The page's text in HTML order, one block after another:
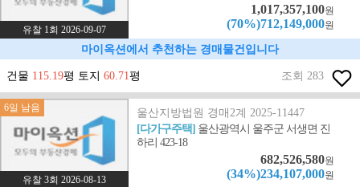
유찰 1회 2026-09-07
1,017,357,100원
(70%)712,149,000원
마이옥션에서 추천하는 경매물건입니다
건물 115.19평 토지 60.71평 조회 283
6일 남음
유찰 3회 2026-08-13
울산지방법원 경매2계 2025-11447
[다가구주택] 울산광역시 울주군 서생면 진
하리 423-18
682,526,580원
(34%)234,107,000원